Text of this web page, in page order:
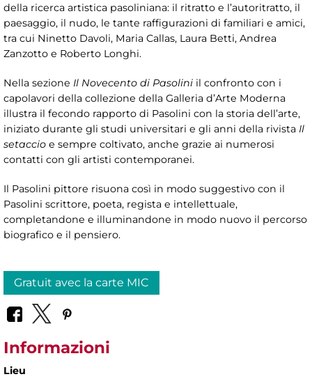
della ricerca artistica pasoliniana: il ritratto e l’autoritratto, il
paesaggio, il nudo, le tante raffigurazioni di familiari e amici,
tra cui Ninetto Davoli, Maria Callas, Laura Betti, Andrea
Zanzotto e Roberto Longhi.
Nella sezione Il Novecento di Pasolini il confronto con i
capolavori della collezione della Galleria d’Arte Moderna
illustra il fecondo rapporto di Pasolini con la storia dell’arte,
iniziato durante gli studi universitari e gli anni della rivista Il
setaccio e sempre coltivato, anche grazie ai numerosi
contatti con gli artisti contemporanei.
Il Pasolini pittore risuona così in modo suggestivo con il
Pasolini scrittore, poeta, regista e intellettuale,
completandone e illuminandone in modo nuovo il percorso
biografico e il pensiero.
Gratuit avec la carte MIC
Informazioni
Lieu